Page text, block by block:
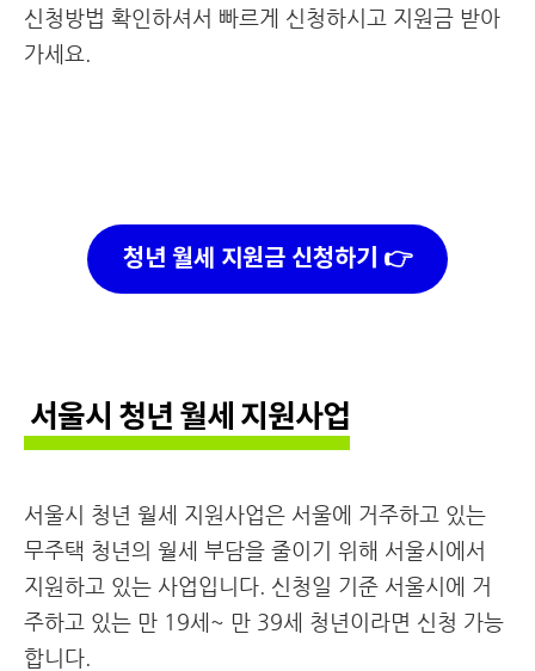
신청방법 확인하셔서 빠르게 신청하시고 지원금 받아
가세요.
청년 월세 지원금 신청하기 👉
서울시 청년 월세 지원사업
서울시 청년 월세 지원사업은 서울에 거주하고 있는
무주택 청년의 월세 부담을 줄이기 위해 서울시에서
지원하고 있는 사업입니다. 신청일 기준 서울시에 거
주하고 있는 만 19세~ 만 39세 청년이라면 신청 가능
합니다.